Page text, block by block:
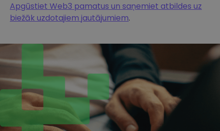
Apgūstiet Web3 pamatus un saņemiet atbildes uz
biežāk uzdotajiem jautājumiem.